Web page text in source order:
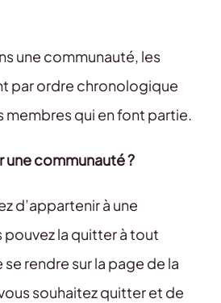
une communauté, les
par ordre chronologique
membres qui en font partie.
communauté ?
d’appartenir à une
la quitter à tout
rendre sur la page de la
souhaitez quitter et de